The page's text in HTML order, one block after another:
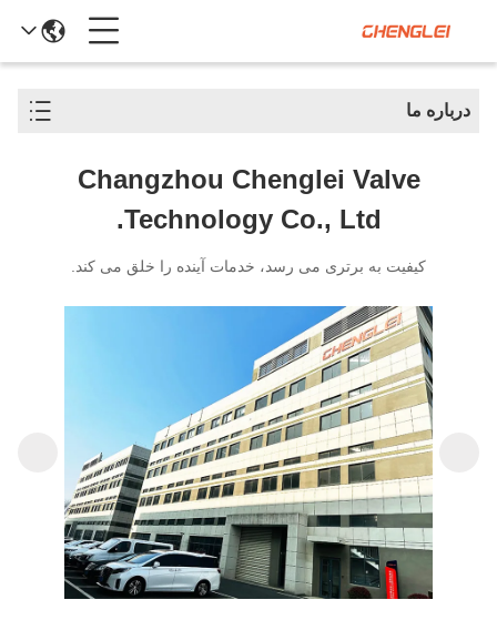
درباره ما
Changzhou Chenglei Valve
Technology Co., Ltd.
کیفیت به برتری می رسد، خدمات آینده را خلق می کند.